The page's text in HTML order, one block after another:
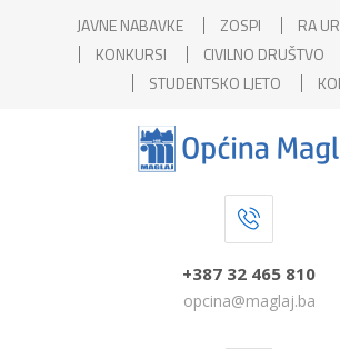
JAVNE NABAVKE ZOSPI RA
KONKURSI
CIVILNO DRUŠTVO
STUDENTSKO LJETO
+387 32 465 810
opcina@maglaj.ba